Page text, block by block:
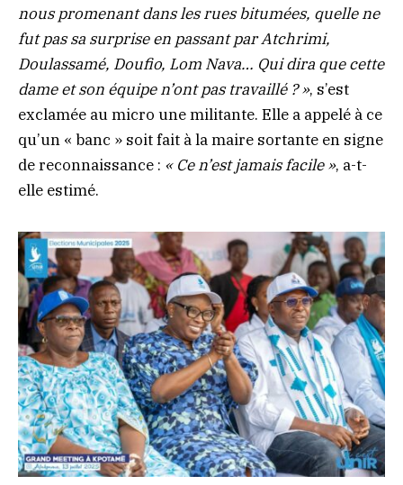
nous promenant dans les rues bitumées, quelle ne
fut pas sa surprise en passant par Atchrimi,
Doulassamé, Doufio, Lom Nava… Qui dira que cette
dame et son équipe n’ont pas travaillé ? », s’est
exclamée au micro une militante. Elle a appelé à ce
qu’un « banc » soit fait à la maire sortante en signe
de reconnaissance : « Ce n’est jamais facile », a-t-
elle estimé.